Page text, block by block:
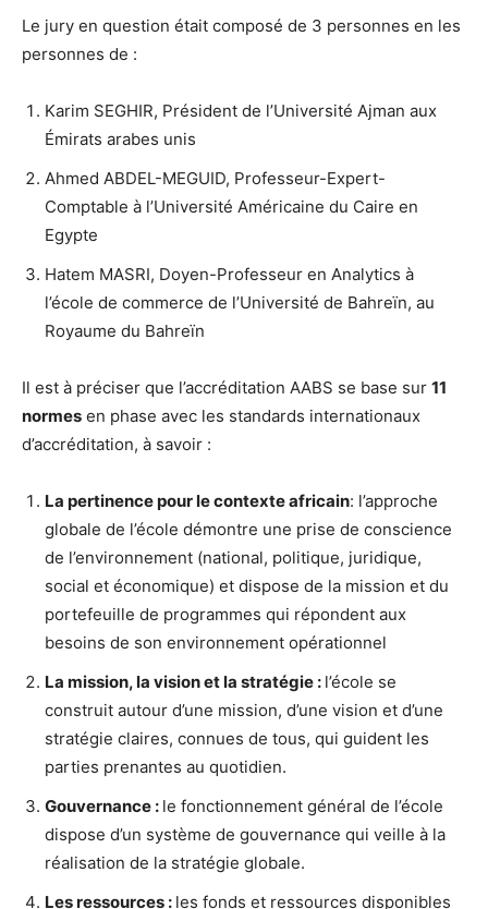
Le jury en question était composé de 3 personnes en les
personnes de :
Karim SEGHIR, Président de l’Université Ajman aux
Émirats arabes unis
Ahmed ABDEL-MEGUID, Professeur-Expert-
Comptable à l’Université Américaine du Caire en
Egypte
Hatem MASRI, Doyen-Professeur en Analytics à
l’école de commerce de l’Université de Bahreïn, au
Royaume du Bahreïn
Il est à préciser que l’accréditation AABS se base sur 11
normes en phase avec les standards internationaux
d’accréditation, à savoir :
La pertinence pour le contexte africain: l’approche
globale de l’école démontre une prise de conscience
de l’environnement (national, politique, juridique,
social et économique) et dispose de la mission et du
portefeuille de programmes qui répondent aux
besoins de son environnement opérationnel
La mission, la vision et la stratégie : l’école se
construit autour d’une mission, d’une vision et d’une
stratégie claires, connues de tous, qui guident les
parties prenantes au quotidien.
Gouvernance : le fonctionnement général de l’école
dispose d’un système de gouvernance qui veille à la
réalisation de la stratégie globale.
Les ressources : les fonds et ressources disponibles